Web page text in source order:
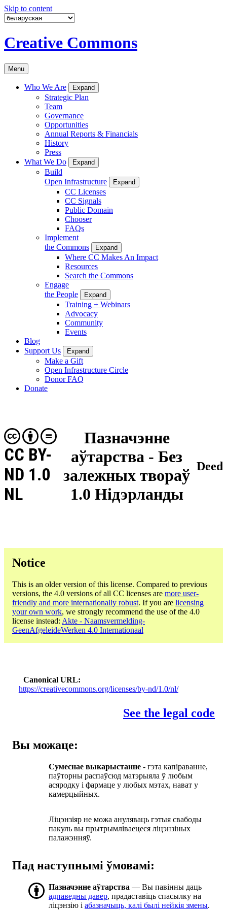
Skip to content
Creative Commons
Menu
Who We Are Expand
Strategic Plan
Team
Governance
Opportunities
Annual Reports & Financials
History
Press
What We Do
Expand
Build
Open Infrastructure
Expand
CC Licenses
CC Signals
Public Domain
Chooser
FAQs
Implement
the Commons
Expand
Where CC Makes An Impact
Resources
Search the Commons
Engage
the People
Expand
Training + Webinars
Advocacy
Community
Events
Blog
Support Us
Expand
Make a Gift
Open Infrastructure Circle
Donor FAQ
Donate
Пазначэнне
аўтарства - Без
залежных твораў
1.0 Нідэрланды
CC BY-
ND 1.0
NL
Deed
Notice
This is an older version of this license. Compared to previous
versions, the 4.0 versions of all CC licenses are more user-
friendly and more internationally robust. If you are licensing
your own work, we strongly recommend the use of the 4.0
license instead: Akte - Naamsvermelding-
GeenAfgeleideWerken 4.0 Internationaal
Canonical URL
https://creativecommons.org/licenses/by-nd/1.0/nl/
See the legal code
Вы можаце:
Сумеснае выкарыстанне - гэта капіраванне,
паўторны распаўсюд матэрыяла ў любым
асяродку і фармаце у любых мэтах, нават у
камерцыйных.
Ліцэнзіяр не можа ануляваць гэтыя свабоды
пакуль вы прытрымліваецеся ліцэнзіных
палажэнняў.
Пад наступнымі ўмовамі:
Пазначэнне аўтарства — Вы павінны даць
адпаведны давер, прадаставіць спасылку на
ліцэнзію і абазначыць, калі былі нейкія змены.